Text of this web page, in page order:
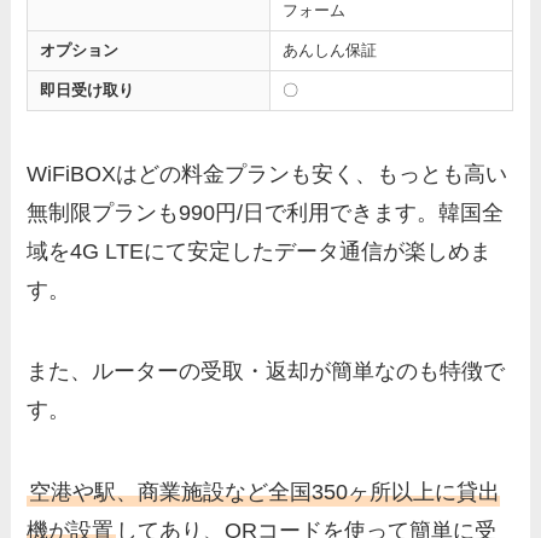
フォーム
オプション あんしん保証
即日受け取り 〇
WiFiBOXはどの料金プランも安く、もっとも高い
無制限プランも990円/日で利用できます。韓国全
域を4G LTEにて安定したデータ通信が楽しめま
す。
また、ルーターの受取・返却が簡単なのも特徴で
す。
空港や駅、商業施設など全国350ヶ所以上に貸出
機が設置 してあり、QRコードを使って簡単に受